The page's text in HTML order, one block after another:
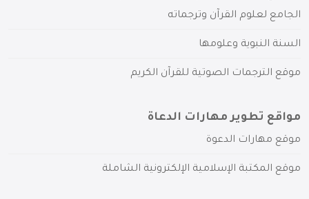
الجامع لعلوم القرآن وترجماته
السنة النبوية وعلومها
موقع الترجمات الصوتية للقرآن الكريم
مواقع تطوير مهارات الدعاة
موقع مهارات الدعوة
موقع المكتبة الإسلامية الإلكترونية الشاملة